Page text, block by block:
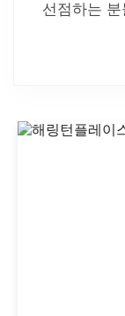
선점하는